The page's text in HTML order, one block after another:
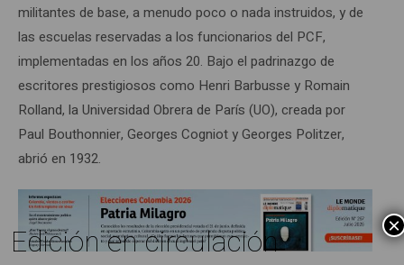
militantes de base, a menudo poco o nada instruidos, y de
las escuelas reservadas a los funcionarios del PCF,
implementadas en los años 20. Bajo el padrinazgo de
escritores prestigiosos como Henri Barbusse y Romain
Rolland, la Universidad Obrera de París (UO), creada por
Paul Bouthonnier, Georges Cogniot y Georges Politzer,
abrió en 1932.
Edición en circulación ×